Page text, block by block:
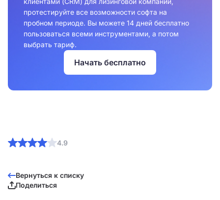
протестируйте все возможности софта на
пробном периоде. Вы можете 14 дней бесплатно
пользоваться всеми инструментами, а потом
выбрать тариф.
Начать бесплатно
4.9
Вернуться к списку
Поделиться